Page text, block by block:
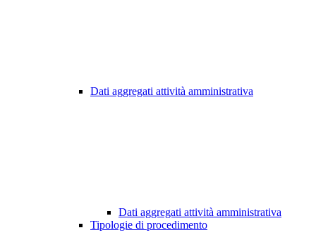
Dati aggregati attività amministrativa
Dati aggregati attività amministrativa
Tipologie di procedimento